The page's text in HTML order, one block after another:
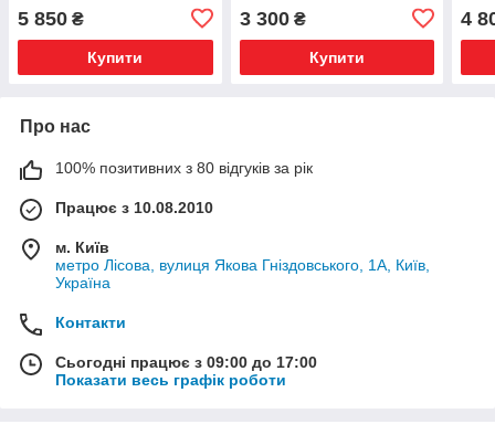
5 850 ₴
Купити
3 300₴
Купити
4
Про нас
100% позитивних з 80 відгуків за рік
Працює з 10.08.2010
м. Київ
метро Лісова, вулиця Якова Гніздовського, 1А, Київ,
Україна
Контакти
Сьогодні працює з 09:00 до 17:00
Показати весь графік роботи